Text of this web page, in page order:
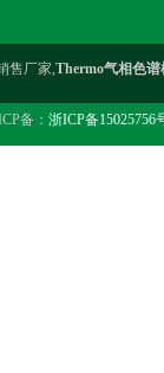
售厂家,Thermo气相色谱
备： 浙ICP备15025756